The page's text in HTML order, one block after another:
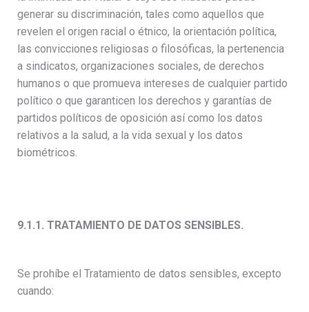
generar su discriminación, tales como aquellos que
revelen el origen racial o étnico, la orientación política,
las convicciones religiosas o filosóficas, la pertenencia
a sindicatos, organizaciones sociales, de derechos
humanos o que promueva intereses de cualquier partido
político o que garanticen los derechos y garantías de
partidos políticos de oposición así como los datos
relativos a la salud, a la vida sexual y los datos
biométricos.
9.1.1. TRATAMIENTO DE DATOS SENSIBLES.
Se prohíbe el Tratamiento de datos sensibles, excepto
cuando: